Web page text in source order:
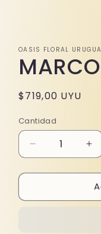
modal
OASIS FLORAL
Precio
$719,00 UYU
Cantidad
Reducir
cantidad
para
CUADRADO